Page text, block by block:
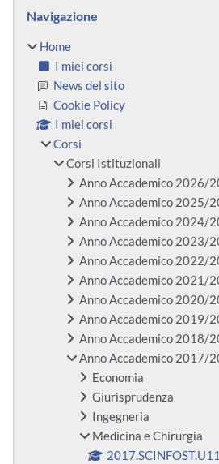
Navigazione
Home
I miei corsi
News del sito
Cookie Policy
I miei corsi
Corsi
Corsi Istituzionali
Anno Accademico 2026/
Anno Accademico 2025/
Anno Accademico 2024/
Anno Accademico 2023/
Anno Accademico 2022/
Anno Accademico 2021/
Anno Accademico 2020/
Anno Accademico 2019/
Anno Accademico 2018/
Anno Accademico 2017/
Economia
Giurisprudenza
Ingegneria
Medicina e Chirurgia